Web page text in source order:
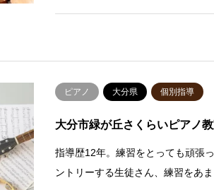
ピアノ 大分県 個別指導
大分市緑が丘さくらいピアノ
指導歴12年。練習をとっても頑張
ントリーする生徒さん、練習をあ